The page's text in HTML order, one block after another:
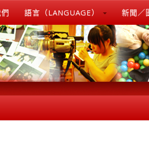
語言（LANGUAGE） 新聞／